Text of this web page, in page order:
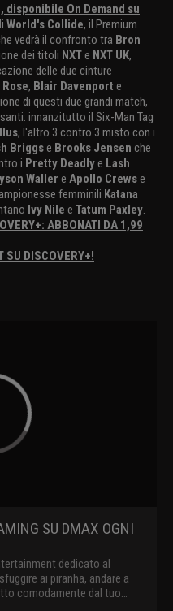
disponibile On Demand su
World's Collide, il Premium
vedrà il confronto tra Bron
dei titoli NXTe NXT UK,
delle due cinture
, Blair Davenport e
di questi due grandi match,
innanzitutto il Six-Man Tag
, l'altro 3 contro 3 misto con i
Briggse Brooks Jensen che
i Pretty Deadlye Lash
Waller e Apollo Crewse
femminili Katana
Ivy Nile e Tatum Paxley.
ABBONATI DA 1,99
SU DISCOVERY+!
SU DMAX OGNI
dedicato al
ai piranha, andare a
comodamente dal tuo